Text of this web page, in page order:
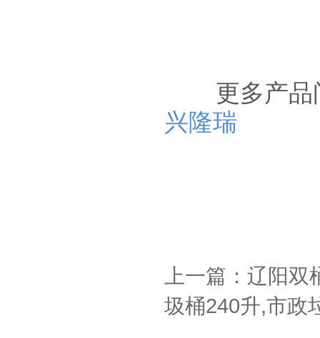
更多产品
兴隆瑞
上一篇：辽阳
圾桶240升,市政